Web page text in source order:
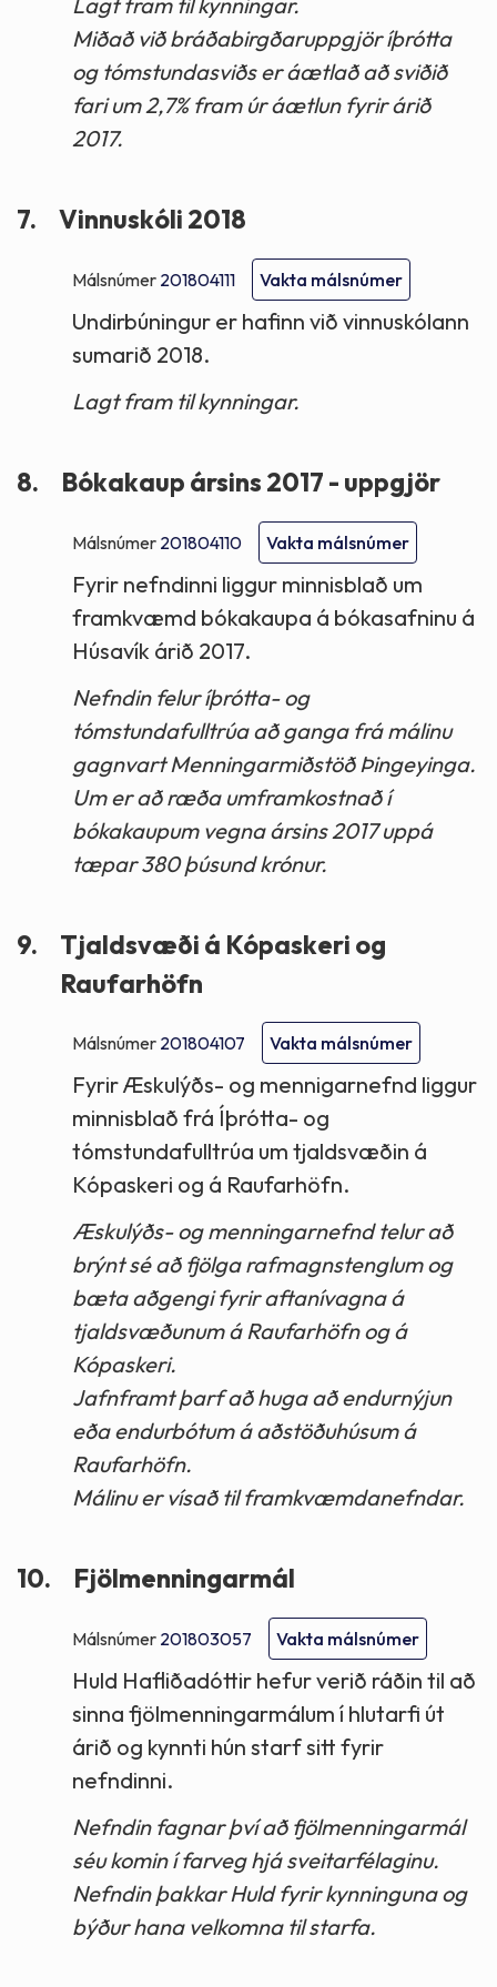
Miðað við bráðabirgðaruppgjör íþrótta
og tómstundasviðs er áætlað að sviðið
fari um 2,7% fram úr áætlun fyrir árið
2017.
7. Vinnuskóli 2018
Málsnúmer 201804111 Vakta málsnúmer
Undirbúningur er hafinn við vinnuskólann
sumarið 2018.
Lagt fram til kynningar.
8. Bókakaup ársins 2017 - uppgjör
Málsnúmer 201804110 Vakta málsnúmer
Fyrir nefndinni liggur minnisblað um
framkvæmd bókakaupa á bókasafninu á
Húsavík árið 2017.
Nefndin felur íþrótta- og
tómstundafulltrúa að ganga frá málinu
gagnvart Menningarmiðstöð Þingeyinga.
Um er að ræða umframkostnað í
bókakaupum vegna ársins 2017 uppá
tæpar 380 þúsund krónur.
9.
Tjaldsvæði á Kópaskeri og
Raufarhöfn
Málsnúmer 201804107 Vakta málsnúmer
Fyrir Æskulýðs- og mennigarnefnd liggur
minnisblað frá Íþrótta- og
tómstundafulltrúa um tjaldsvæðin á
Kópaskeri og á Raufarhöfn.
Æskulýðs- og menningarnefnd telur að
brýnt sé að fjölga rafmagnstenglum og
bæta aðgengi fyrir aftanívagna á
tjaldsvæðunum á Raufarhöfn og á
Kópaskeri.
Jafnframt þarf að huga að endurnýjun
eða endurbótum á aðstöðuhúsum á
Raufarhöfn.
Málinu er vísað til framkvæmdanefndar.
10. Fjölmenningarmál
Málsnúmer 201803057 Vakta málsnúmer
Huld Hafliðadóttir hefur verið ráðin til að
sinna fjölmenningarmálum í hlutarfi út
árið og kynnti hún starf sitt fyrir
nefndinni.
Nefndin fagnar því að fjölmenningarmál
séu komin í farveg hjá sveitarfélaginu.
Nefndin þakkar Huld fyrir kynninguna og
býður hana velkomna til starfa.